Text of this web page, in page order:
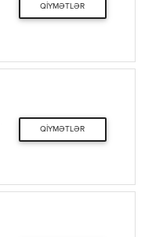
QIYMƏTLƏR
QIYMƏTLƏR